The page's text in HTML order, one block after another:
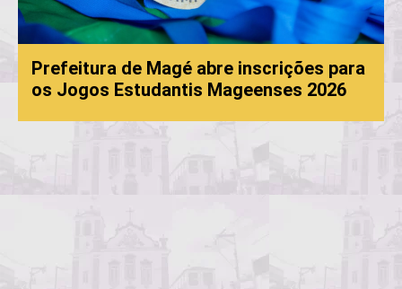
Prefeitura de Magé abre inscrições para
os Jogos Estudantis Mageenses 2026